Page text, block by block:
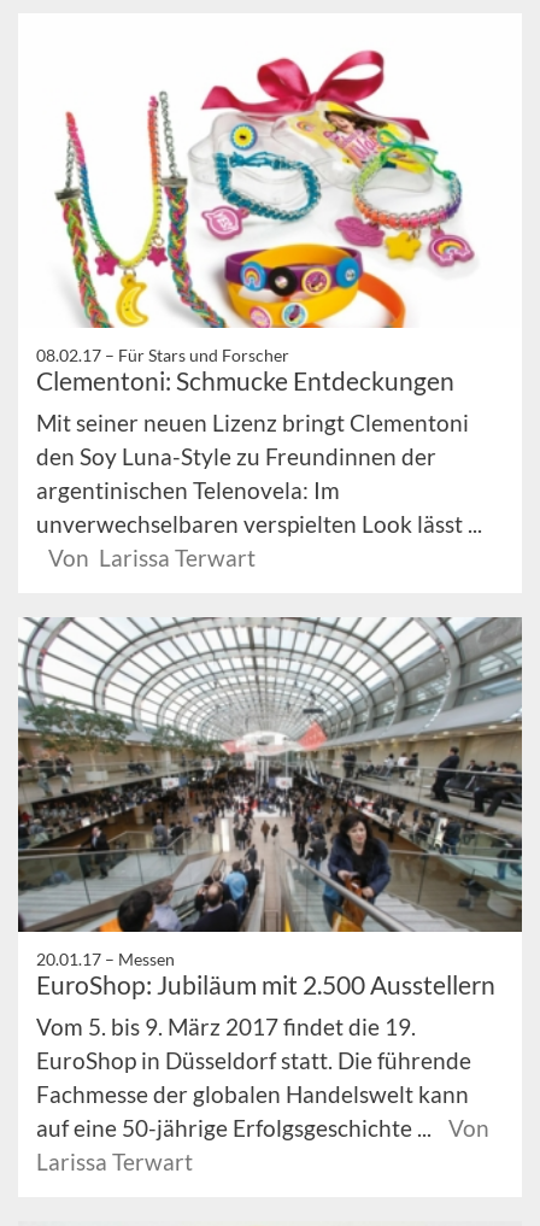
08.02.17 – Für Stars und Forscher
Clementoni: Schmucke Entdeckungen
Mit seiner neuen Lizenz bringt Clementoni
den Soy Luna-Style zu Freundinnen der
argentinischen Telenovela: Im
unverwechselbaren verspielten Look lässt ...
Von Larissa Terwart
20.01.17 – Messen
EuroShop: Jubiläum mit 2.500 Ausstellern
Vom 5. bis 9. März 2017 findet die 19.
EuroShop in Düsseldorf statt. Die führende
Fachmesse der globalen Handelswelt kann
auf eine 50-jährige Erfolgsgeschichte ...
Von
Larissa Terwart